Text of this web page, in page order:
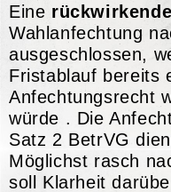
Eine
Wahlanfechtung
ausgeschlossen,
Fristablauf bereits
Anfechtungsrecht
würde . Die
Satz 2 BetrVG
Möglichst rasch
soll Klarheit